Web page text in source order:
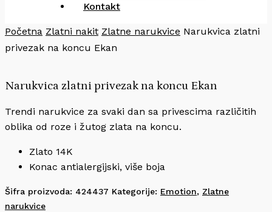
Kontakt
Početna Zlatni nakit Zlatne narukvice Narukvica zlatni
privezak na koncu Ekan
Narukvica zlatni privezak na koncu Ekan
Trendi narukvice za svaki dan sa privescima različitih
oblika od roze i žutog zlata na koncu.
Zlato 14K
Konac antialergijski, više boja
Šifra proizvoda: 424437 Kategorije: Emotion, Zlatne
narukvice